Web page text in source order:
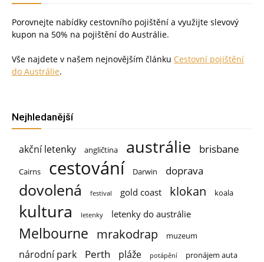
Porovnejte nabídky cestovního pojištění a využijte slevový
kupon na 50% na pojištění do Austrálie.
Vše najdete v našem nejnovějším článku Cestovní pojištění
do Austrálie.
Nejhledanější
akční letenky angličtina austrálie brisbane
Cairns cestování Darwin doprava
dovolená festival gold coast klokan koala
kultura letenky letenky do austrálie
Melbourne mrakodrap muzeum
národní park Perth pláže potápění pronájem auta